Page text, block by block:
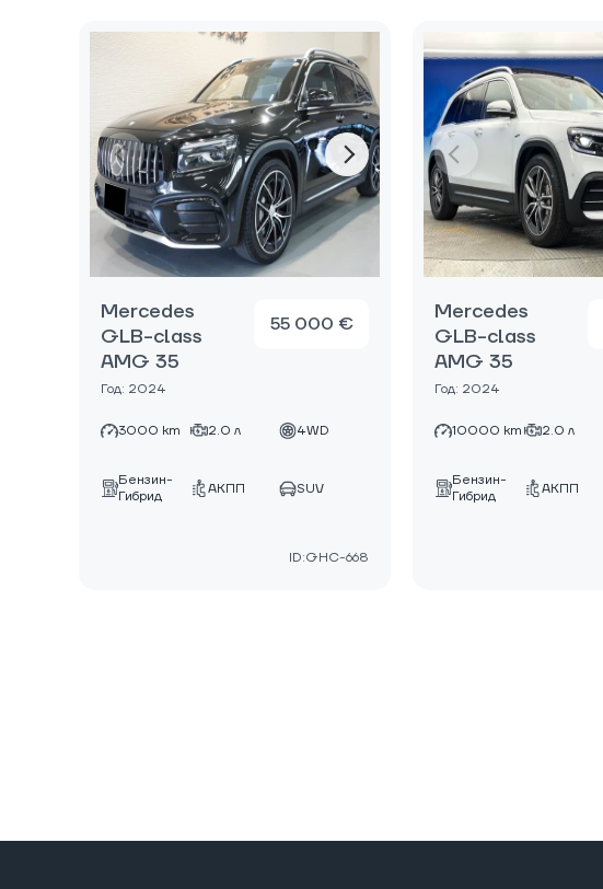
Mercedes
GLB-class
AMG 35
Год: 2024
55 000 €
3000 km 2.0 л 4WD
Бензин-
Гибрид
АКПП SUV
ID:GHC-668
Mercedes
GLB-class
AMG 35
Год: 2024
10000 km 2.0 л
Бензин-
Гибрид
АКПП